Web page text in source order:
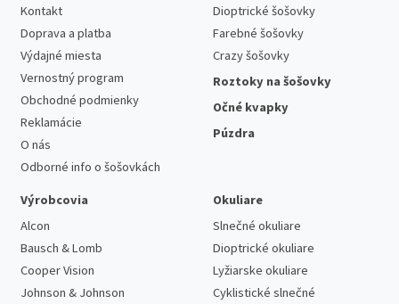
Kontakt
Doprava a platba
Výdajné miesta
Vernostný program
Obchodné podmienky
Reklamácie
O nás
Odborné info o šošovkách
Dioptrické šošovky
Farebné šošovky
Crazy šošovky
Roztoky na šošovky
Očné kvapky
Púzdra
Výrobcovia
Alcon
Bausch & Lomb
Cooper Vision
Johnson & Johnson
Okuliare
Slnečné okuliare
Dioptrické okuliare
Lyžiarske okuliare
Cyklistické slnečné